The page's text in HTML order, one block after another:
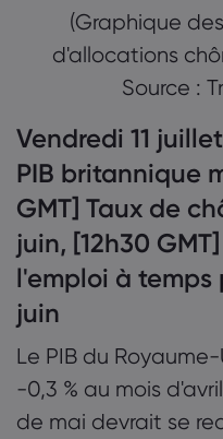
(Graphique
d'allocations
Source :
Vendredi 11
PIB britannique
GMT] Taux de
juin, [12h30
l'emploi à
juin
Le PIB du
-0,3 % au mois
de mai devrait se